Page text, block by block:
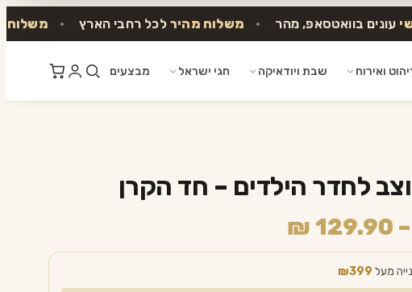
עונים בוואטסאפ, מהר • משלוח מהיר לכל רחבי הארץ • משלוח
ואירוח שבת ויודאיקה חגי ישראל מבצעים
לחדר הילדים – חד הקרן
–
₪ 129.90
מחירים:
מעל ₪399